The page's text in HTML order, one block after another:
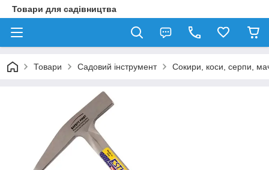
Товари для садівництва
Товари Садовий інструмент Сокири, коси, серпи,